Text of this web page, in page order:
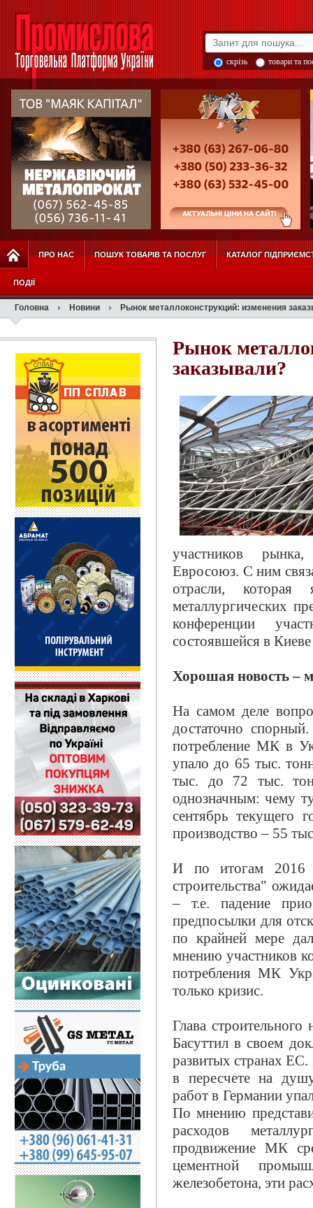
скрізь товари та
ПРО НАС ПОШУК ТОВАРІВ ТА ПОСЛУГ КАТАЛОГ
ПОДІЇ
Головна Новини Рынок металлоконструкций: изменения
Рынок
заказывали?
участников
Евросоюз. С ним
отрасли, которая
металлургических
конференции
состоявшейся в
Хорошая новость –
На самом деле
достаточно
потребление МК в
упало до 65 тыс.
тыс. до 72 тыс.
однозначным: чему
сентябрь текущего
производство – 55
И по итогам 2016
строительства"
– т.е. падение
предпосылки для
по крайней мере
мнению участников
потребления МК
только кризис.
Глава
Басуттил в своем
развитых странах
в пересчете на
работ в Германии
По мнению
расходов
продвижение МК
цементной
железобетона, эти